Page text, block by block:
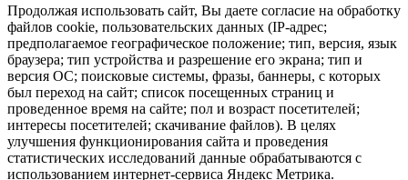
Продолжая использовать сайт, Вы даете согласие на обработку
файлов cookie, пользовательских данных (IP-адрес;
предполагаемое географическое положение; тип, версия, язык
браузера; тип устройства и разрешение его экрана; тип и
версия ОС; поисковые системы, фразы, баннеры, с которых
был переход на сайт; список посещенных страниц и
проведенное время на сайте; пол и возраст посетителей;
интересы посетителей; скачивание файлов). В целях
улучшения функционирования сайта и проведения
статистических исследований данные обрабатываются с
использованием интернет-сервиса Яндекс Метрика.